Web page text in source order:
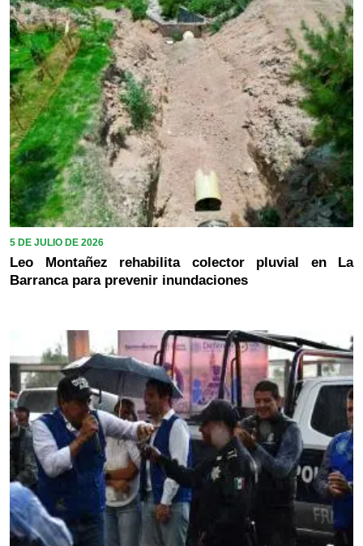
5 DE JULIO DE 2026
Leo Montañez rehabilita colector pluvial en La
Barranca para prevenir inundaciones